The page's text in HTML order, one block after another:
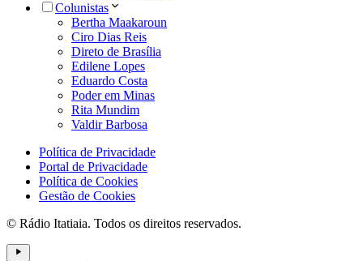
Colunistas
Bertha Maakaroun
Ciro Dias Reis
Direto de Brasília
Edilene Lopes
Eduardo Costa
Poder em Minas
Rita Mundim
Valdir Barbosa
Política de Privacidade
Portal de Privacidade
Política de Cookies
Gestão de Cookies
© Rádio Itatiaia. Todos os direitos reservados.